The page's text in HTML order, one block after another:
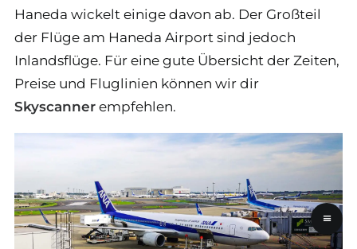
Haneda wickelt einige davon ab. Der Großteil
der Flüge am Haneda Airport sind jedoch
Inlandsflüge. Für eine gute Übersicht der Zeiten,
Preise und Fluglinien können wir dir
Skyscanner empfehlen.
≡